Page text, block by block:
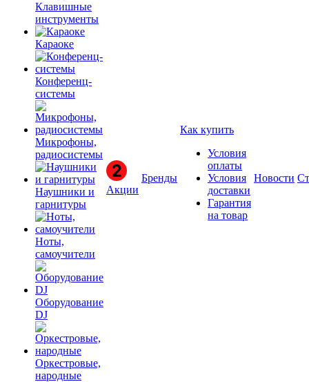
Клавишные
инструменты
Караоке
Конференц-
системы
Микрофоны,
радиосистемы
Наушники и
гарнитуры
Ноты,
самоучители
Оборудование
DJ
Оркестровые,
народные
Акции
Бренды
Как купить
Условия
оплаты
Условия
доставки
Гарантия
на товар
Новости